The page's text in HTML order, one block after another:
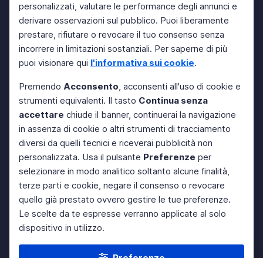
personalizzati, valutare le performance degli annunci e
derivare osservazioni sul pubblico. Puoi liberamente
prestare, rifiutare o revocare il tuo consenso senza
incorrere in limitazioni sostanziali. Per saperne di più
puoi visionare qui l'informativa sui cookie.
Premendo Acconsento, acconsenti all'uso di cookie e
strumenti equivalenti. Il tasto Continua senza
accettare chiude il banner, continuerai la navigazione
in assenza di cookie o altri strumenti di tracciamento
diversi da quelli tecnici e riceverai pubblicità non
personalizzata. Usa il pulsante Preferenze per
selezionare in modo analitico soltanto alcune finalità,
terze parti e cookie, negare il consenso o revocare
quello già prestato ovvero gestire le tue preferenze.
Le scelte da te espresse verranno applicate al solo
dispositivo in utilizzo.